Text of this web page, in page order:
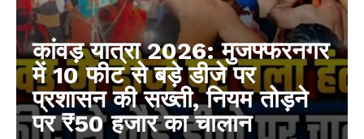
कांवड़ यात्रा 2026: मुजफ्फरनगर
में 10 फीट से बड़े डीजे पर
प्रशासन की सख्ती, नियम तोड़ने
पर ₹50 हजार का चालान